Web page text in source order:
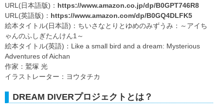
URL(日本語版)： https://www.amazon.co.jp/dp/B0GPT746R8
URL(英語版)： https://www.amazon.com/dp/B0GQ4DLFK5
絵本タイトル(日本語)：ちいさなとりとゆめのみずうみ：～アイち
ゃんのふしぎたんけん1～
絵本タイトル(英語)：Like a small bird and a dream: Mysterious
Adventures of Aichan
作家：鷲塚 光
イラストレーター：ヨウタチカ
DREAM DIVERプロジェクトとは？